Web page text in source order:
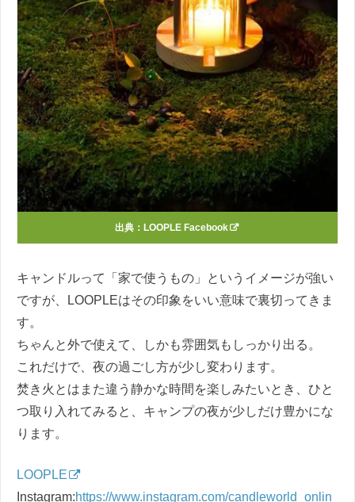
出典： LOOPLE Facebook
キャンドルって「家で使うもの」というイメージが強い
ですが、LOOPLEはその印象をいい意味で裏切ってきま
す。
ちゃんと外で使えて、しかも雰囲気もしっかり出る。
これだけで、夜の過ごし方が少し変わります。
焚き火とはまた違う静かな時間を楽しみたいとき、ひと
つ取り入れてみると、キャンプの夜が少しだけ豊かにな
ります。
LOOPLE
Instagram:https://www.instagram.com/candleworld_onlin